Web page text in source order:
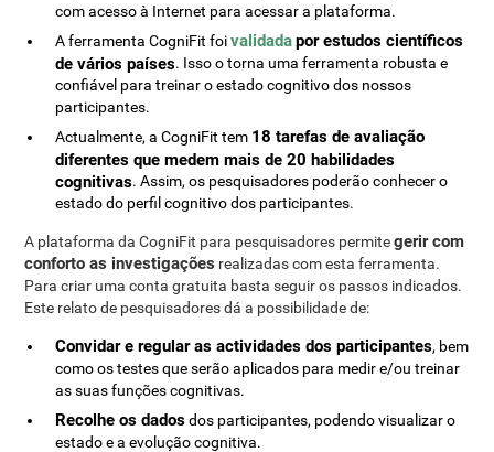
com acesso à Internet para acessar a plataforma.
A ferramenta CogniFit foivalidadapor estudos científicos
de vários países. Isso o torna uma ferramenta robusta e
confiável para treinar o estado cognitivo dos nossos
participantes.
Actualmente, a CogniFit tem 18 tarefas de avaliação
diferentes que medem mais de 20 habilidades
cognitivas. Assim, os pesquisadores poderão conhecer o
estado do perfil cognitivo dos participantes.
A plataforma da CogniFit para pesquisadores permitegerir com
conforto as investigações realizadas com esta ferramenta.
Para criar uma conta gratuita basta seguir os passos indicados.
Este relato de pesquisadores dá a possibilidade de:
Convidar e regular as actividades dos participantes, bem
como os testes que serão aplicados para medir e/ou treinar
as suas funções cognitivas.
Recolhe os dadosdos participantes, podendo visualizar o
estado e a evolução cognitiva.